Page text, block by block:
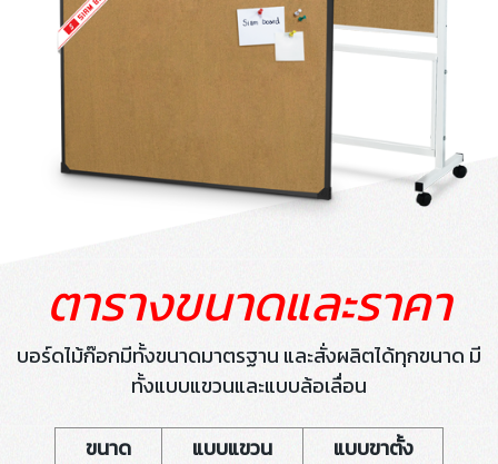
ตารางขนาดและราคา
บอร์ดไม้ก๊อกมีทั้งขนาดมาตรฐาน และสั่งผลิตได้ทุกขนาด มี
ทั้งแบบแขวนและแบบล้อเลื่อน
ขนาด แบบแขวน
แบบขาตั้ง